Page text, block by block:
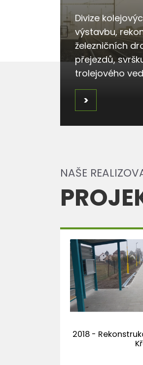
Divize
výstavbu,
železničních
přejezdů,
trolejového
NAŠE
2018 -